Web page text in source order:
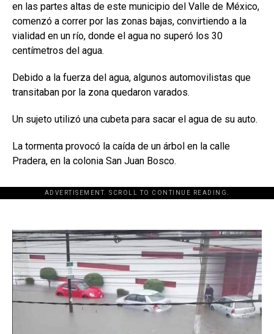
en las partes altas de este municipio del Valle de México,
comenzó a correr por las zonas bajas, convirtiendo a la
vialidad en un río, donde el agua no superó los 30
centímetros del agua.
Debido a la fuerza del agua, algunos automovilistas que
transitaban por la zona quedaron varados.
Un sujeto utilizó una cubeta para sacar el agua de su auto.
La tormenta provocó la caída de un árbol en la calle
Pradera, en la colonia San Juan Bosco.
ADVERTISEMENT. SCROLL TO CONTINUE READING.